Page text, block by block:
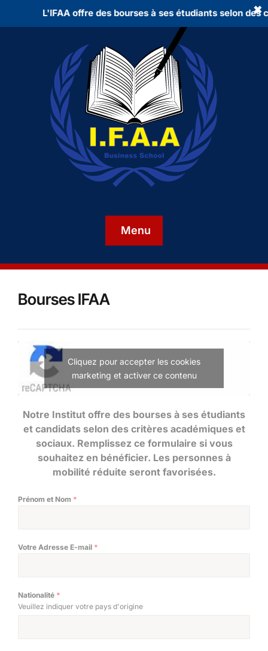
L'IFAA offre des bourses à ses étudiants selon ✖
Menu
Bourses IFAA
Cliquez pour accepter les cookies
marketing et activer ce contenu
Notre Institut offre des bourses à ses étudiants
et candidats selon des critères académiques et
sociaux. Remplissez ce formulaire si vous
souhaitez en bénéficier. Les personnes à
mobilité réduite seront favorisées.
Prénom et Nom *
Votre Adresse E-mail *
Nationalité *
Veuillez indiquer votre pays d'origine